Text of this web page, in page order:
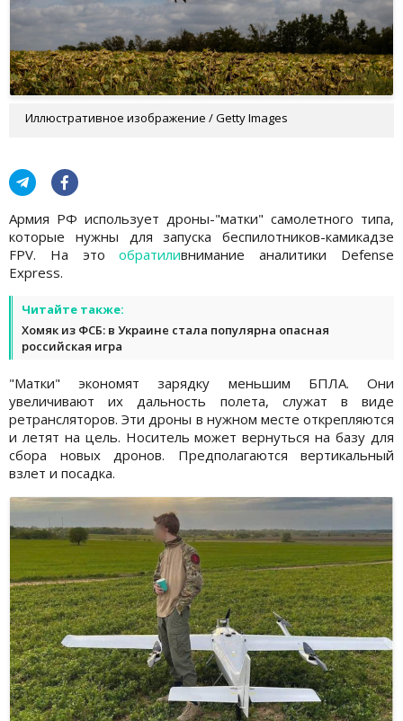
Иллюстративное изображение / Getty Images
Армия РФ использует дроны-"матки" самолетного типа,
которые нужны для запуска беспилотников-камикадзе
FPV. На этообратиливнимание аналитики Defense
Express.
Читайте также:
Хомяк из ФСБ: в Украине стала популярна опасная
российская игра
"Матки" экономят зарядку меньшим БПЛА. Они
увеличивают их дальность полета, служат в виде
ретрансляторов. Эти дроны в нужном месте открепляются
и летят на цель. Носитель может вернуться на базу для
сбора новых дронов. Предполагаются вертикальный
взлет и посадка.